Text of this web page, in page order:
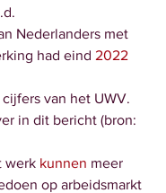
Nederlanders met
had eind 2022
van het UWV.
in dit bericht (bron:
werk kunnen meer
op arbeidsmarkt